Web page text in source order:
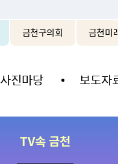
금천구의회 금천미
사진마당 보도자
TV속 금천